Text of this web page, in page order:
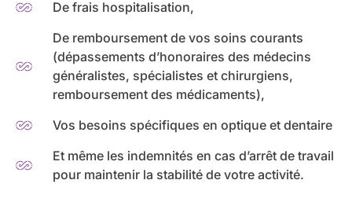
De frais hospitalisation,
De remboursement de vos soins courants
(dépassements d’honoraires des médecins
généralistes, spécialistes et chirurgiens,
remboursement des médicaments),
Vos besoins spécifiques en optique et dentaire
Et même les indemnités en cas d’arrêt de travail
pour maintenir la stabilité de votre activité.